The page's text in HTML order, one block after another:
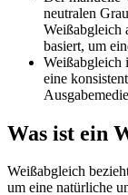
neutralen
Weißabgleich
basiert, um
Weißabgleich
eine
Was ist ein
Weißabgleich
um eine natürliche